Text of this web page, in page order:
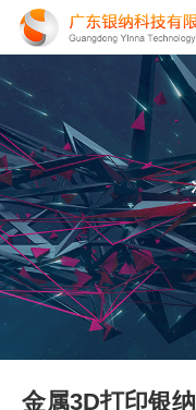
金属3D打印银